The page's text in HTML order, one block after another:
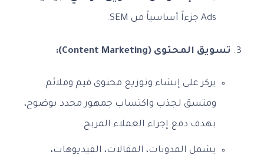
Ads جزءاً أساسياً من SEM.
تسويق المحتوى (Content Marketing):
يركز على إنشاء وتوزيع محتوى قيم وملائم
ومتسق لجذب واكتساب جمهور محدد بوضوح،
بهدف دفع إجراء العملاء المربح.
يشمل المدونات، المقالات، الفيديوهات،